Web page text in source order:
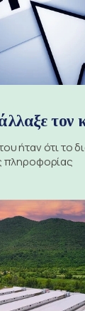
τον
ήταν ότι το
πληροφορίας